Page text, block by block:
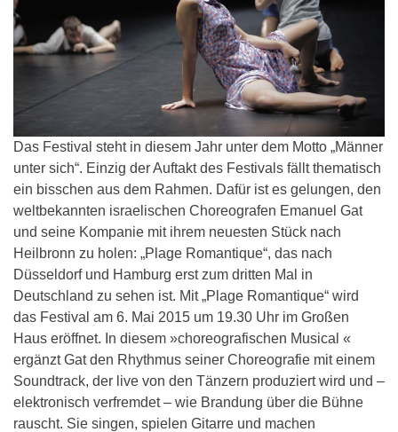
Das Festival steht in diesem Jahr unter dem Motto „Männer
unter sich“. Einzig der Auftakt des Festivals fällt thematisch
ein bisschen aus dem Rahmen. Dafür ist es gelungen, den
weltbekannten israelischen Choreografen Emanuel Gat
und seine Kompanie mit ihrem neuesten Stück nach
Heilbronn zu holen: „Plage Romantique“, das nach
Düsseldorf und Hamburg erst zum dritten Mal in
Deutschland zu sehen ist. Mit „Plage Romantique“ wird
das Festival am 6. Mai 2015 um 19.30 Uhr im Großen
Haus eröffnet. In diesem »choreografischen Musical «
ergänzt Gat den Rhythmus seiner Choreografie mit einem
Soundtrack, der live von den Tänzern produziert wird und –
elektronisch verfremdet – wie Brandung über die Bühne
rauscht. Sie singen, spielen Gitarre und machen